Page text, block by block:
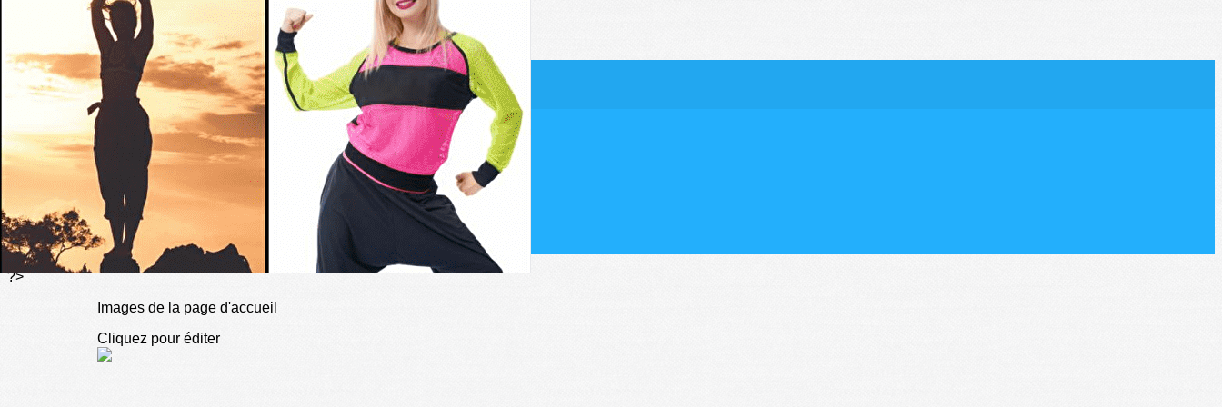
Exporter les lignes sélectionnées
Exporter toutes les colonnes
Exporter uniquement les colonnes affichées
Menu
>
JE DECOUVRE
JE M'INFORME
NOS ACTUALITES
COMMENT ADHERER
DONS
JE CONTACTE
?>
Images de la page d'accueil
Cliquez pour éditer